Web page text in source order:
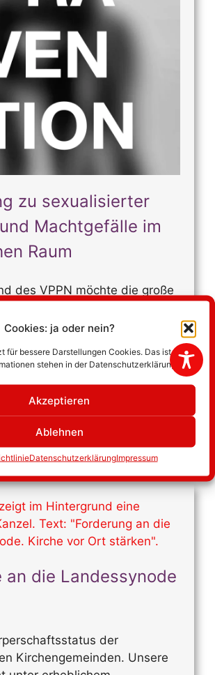
Cookies: ja oder nein?
für bessere Darstellungen Cookies. Das ist nicht
stehen in der Datenschutzerklärung.
Akzeptieren
Ablehnen
DatenschutzerklärungImpressum
zu sexualisierter
Machtgefälle im
Raum
des VPPN möchte die große
Vereins als Chance nutzen,
„Prävention“
Er erklärt im Blick auf die
der letzten Jahre: Der
an die Landessynode
der
Kirchengemeinden. Unsere